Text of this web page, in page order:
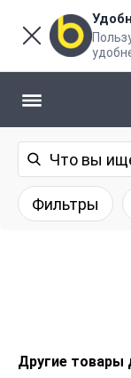
Фильтры
Другие товары